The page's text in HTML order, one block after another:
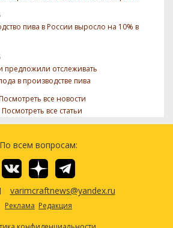
пива в России выросло на 10% в
предложили отслеживать
в производстве пива
все новости
Посмотреть все статьи
По всем вопросам:
varimcraftnews@yandex.ru
Реклама Редакция